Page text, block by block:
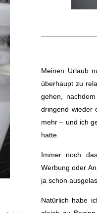
Meinen Urlaub
überhaupt zu
gehen,
dringend wieder
mehr – und ich
hatte.
Immer noch
Werbung oder
ja schon
Natürlich habe